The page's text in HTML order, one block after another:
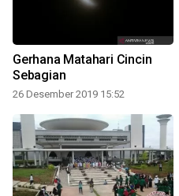
Gerhana Matahari Cincin
Sebagian
26 Desember 2019 15:52